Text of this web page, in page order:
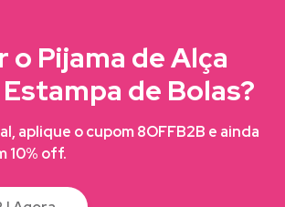
Pijama de Alça
de Bolas?
aplique o cupom 8OFFB2B e ainda
10% off.